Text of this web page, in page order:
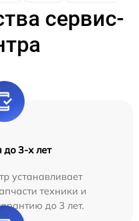
сервис-
до 3-х лет
устанавливает
техники и
до 3 лет.